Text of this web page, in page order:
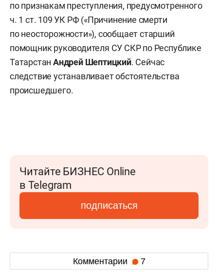
по признакам преступления, предусмотренного
ч. 1 ст. 109 УК РФ («Причинение смерти
по неосторожности»), сообщает старший
помощник руководителя СУ СКР по Республике
Татарстан Андрей Шептицкий. Сейчас
следствие устанавливает обстоятельства
происшедшего.
Читайте БИЗНЕС Online
в Telegram
подписаться
Комментарии 7